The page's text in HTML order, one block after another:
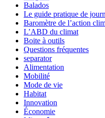
Balados
Le guide pratique de
Baromètre de l’action
L’ABD du climat
Boite à outils
Questions fréquentes
separator
Alimentation
Mobilité
Mode de vie
Habitat
Innovation
Économie